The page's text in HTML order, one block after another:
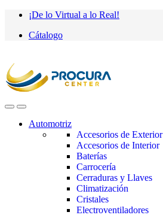
Saltar
navegación
saltar
contenido
¡De lo Virtual a lo Real!
Cátalogo
Automotriz
Accesorios de Exterior
Accesorios de Interior
Baterías
Carrocería
Cerraduras y Llaves
Climatización
Cristales
Electroventiladores